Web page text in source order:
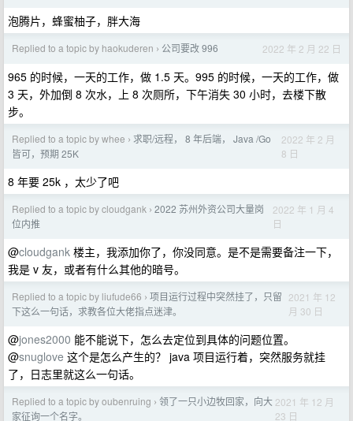
泡腾片，蜂蜜柚子，胖大海
Replied to a topic by haokuderen › 公司要改 996 2022 年 2 月 22 日
965 的时候，一天的工作，做 1.5 天。995 的时候，一天的工作，做
3 天，外加倒 8 次水，上 8 次厕所，下午消失 30 小时，去楼下散
步。
Replied to a topic by whee › 求职/远程， 8 年后端， Java /Go
皆可，预期 25K
2022 年 2 月
8 日
8 年要 25k ，太少了吧
Replied to a topic by cloudgank › 2022 苏州外资公司大量岗
位内推
2022 年 1 月 4
日
@cloudgank 楼主，我添加你了，你没同意。是不是需要备注一下，
我是 v 友，或者有什么其他的暗号。
Replied to a topic by liufude66 › 项目运行过程中突然挂了，只留
下这么一句话，求教各位大佬指点迷津。
2021 年 12
月 30 日
@jones2000 能不能说下，怎么去定位到具体的问题位置。
@snuglove 这个是怎么产生的？ java 项目运行着，突然服务就挂
了，日志里就这么一句话。
Replied to a topic by oubenruing › 领了一只小边牧回家，向大
家征询一个名字。
2021 年 12 月
23 日